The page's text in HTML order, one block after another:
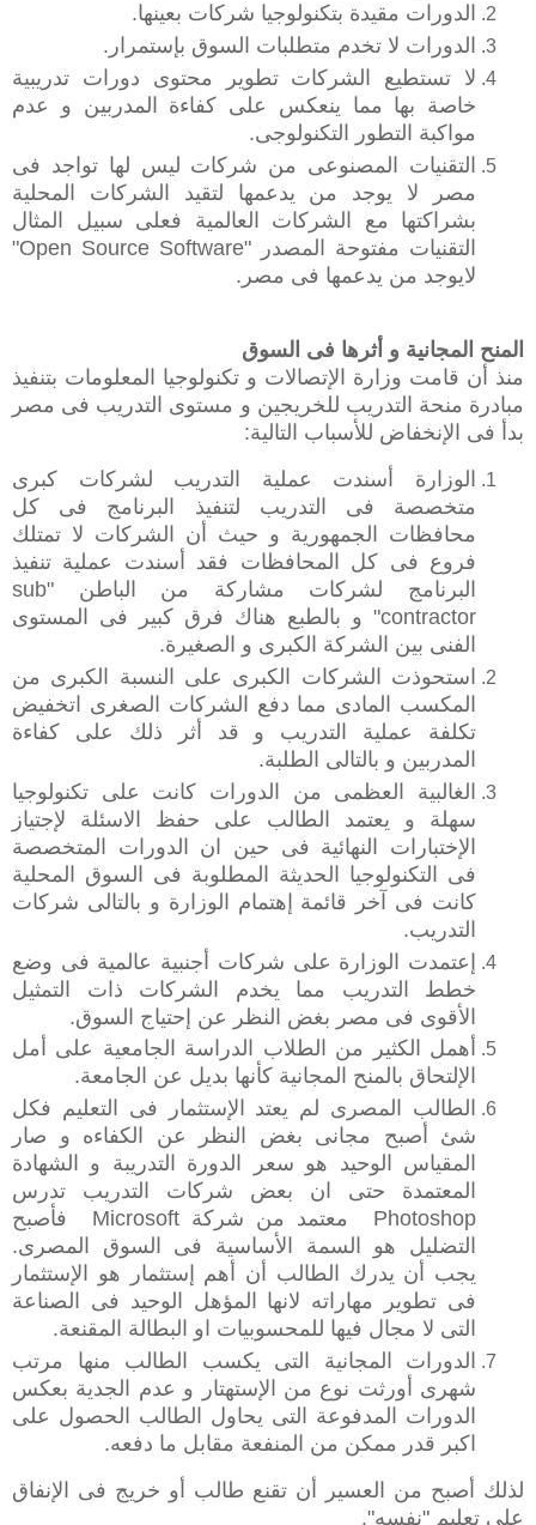
‫الدورات مقيدة بتكنولوجيا شركات بعينها‬.
‫الدورات لا تخدم متطلبات السوق بإستمرار‬.
‫لا تستطيع الشركات تطوير محتوى دورات تدريبية
خاصة بها مما ينعكس على كفاءة المدربين و عدم
مواكبة التطور التكنولوجى.
‫التقنيات المصنوعى من شركات ليس لها تواجد فى
مصر لا يوجد من يدعمها لتقيد الشركات المحلية
بشراكتها مع الشركات العالمية فعلى سبيل المثال
التقنيات مفتوحة المصدر "Open Source Software"
لايوجد من يدعمها فى مصر.
المنح المجانية و أثرها فى السوق‬
‫منذ أن قامت وزارة الإتصالات و تكنولوجيا المعلومات بتنفيذ
مبادرة منحة التدريب للخريجين و مستوى التدريب فى مصر
بدأ فى الإنخفاض للأسباب التالية‬:
‫الوزارة أسندت عملية التدريب لشركات كبرى
متخصصة فى التدريب لتنفيذ البرنامج فى كل
محافظات الجمهورية و حيث أن الشركات لا تمتلك
فروع فى كل المحافظات فقد أسندت عملية تنفيذ
البرنامج لشركات مشاركة من الباطن "sub
contractor" و بالطبع هناك فرق كبير فى المستوى
الفنى بين الشركة الكبرى و الصغيرة.‬
‫استحوذت الشركات الكبرى على النسبة الكبرى من
المكسب المادى مما دفع الشركات الصغرى اتخفيض
تكلفة عملية التدريب و قد أثر ذلك على كفاءة
المدربين و بالتالى الطلبة.‬
‫الغالبية العظمى من الدورات كانت على تكنولوجيا
سهلة و يعتمد الطالب على حفظ الاسئلة لإجتياز
الإختبارات النهائية فى حين ان الدورات المتخصصة
فى التكنولوجيا الحديثة المطلوبة فى السوق المحلية
كانت فى آخر قائمة إهتمام الوزارة و بالتالى شركات
التدريب‬.
‫إعتمدت الوزارة على شركات أجنبية عالمية فى وضع
خطط التدريب مما يخدم الشركات ذات التمثيل
الأقوى فى مصر بغض النظر عن إحتياج السوق.‬
‫أهمل الكثير من الطلاب الدراسة الجامعية على أمل
الإلتحاق بالمنح المجانية كأنها بديل عن الجامعة.‬
‫الطالب المصرى لم يعتد الإستثمار فى التعليم فكل
شئ أصبح مجانى بغض النظر عن الكفاءه و صار
المقياس الوحيد هو سعر الدورة التدريبة و الشهادة
المعتمدة حتى ان بعض شركات التدريب تدرس
Photoshop معتمد من شركة Microsoft فأصبح
التضليل هو السمة الأساسية فى السوق المصرى.
يجب أن يدرك الطالب أن أهم إستثمار هو الإستثمار
فى تطوير مهاراته لانها المؤهل الوحيد فى الصناعة
التى لا مجال فيها للمحسوبيات او البطالة المقنعة.‬
‫الدورات المجانية التى يكسب الطالب منها مرتب
شهرى أورثت نوع من الإستهتار و عدم الجدية بعكس
الدورات المدفوعة التى يحاول الطالب الحصول على
اكبر قدر ممكن من المنفعة مقابل ما دفعه.‬
‫لذلك أصبح من العسير أن تقنع طالب أو خريج فى الإنفاق
على تعليم "نفسه". ‬